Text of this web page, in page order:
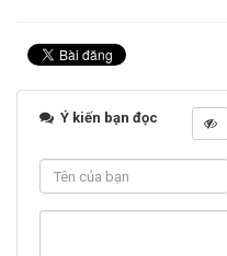
Ý kiến bạn đọc